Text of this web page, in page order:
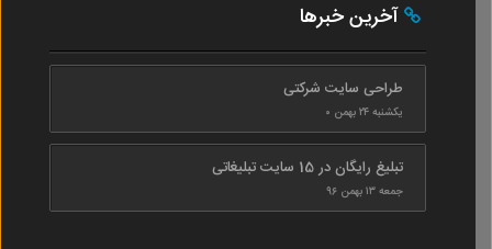
آخرین خبرها
طراحی سایت شرکتی
یکشنبه ۲۴ بهمن ۰
تبلیغ رایگان در 15 سایت تبلیغاتی
جمعه ۱۳ بهمن ۹۶